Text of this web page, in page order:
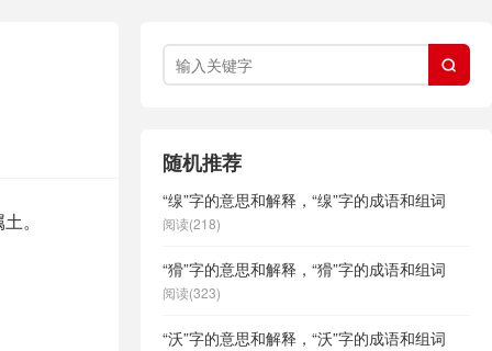
。

随机推荐
“缐”字的意思和解释，“缐”字的成语和组词
阅读(218)
“猾”字的意思和解释，“猾”字的成语和组词
阅读(323)
“沃”字的意思和解释，“沃”字的成语和组词